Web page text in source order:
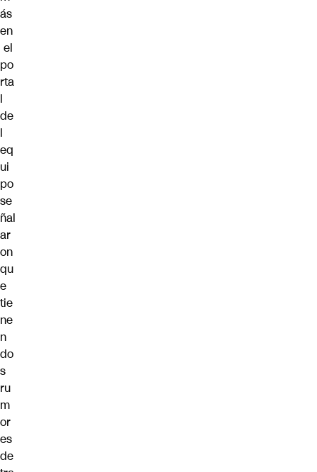
ás
en
el
po
rta
l
de
l
eq
ui
po
se
ñal
ar
on
qu
e
tie
ne
n
do
s
ru
m
or
es
de